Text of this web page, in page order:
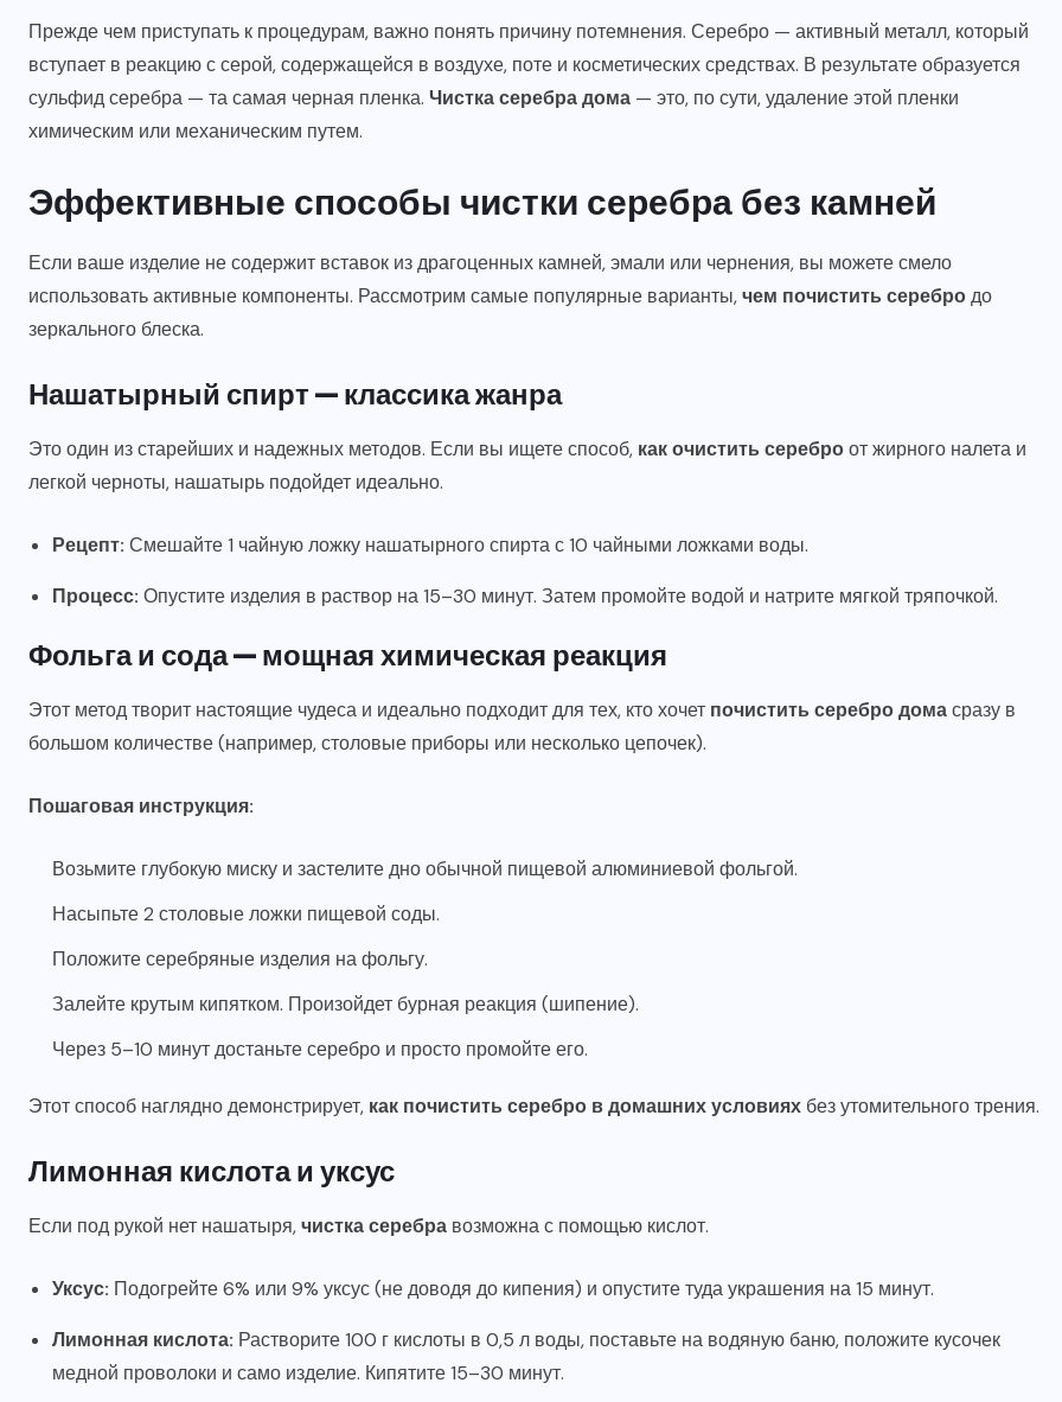
Прежде чем приступать к процедурам, важно понять причину потемнения. Серебро — активный металл, который
вступает в реакцию с серой, содержащейся в воздухе, поте и косметических средствах. В результате образуется
сульфид серебра — та самая черная пленка. Чистка серебра дома — это, по сути, удаление этой пленки
химическим или механическим путем.
Эффективные способы чистки серебра без камней
Если ваше изделие не содержит вставок из драгоценных камней, эмали или чернения, вы можете смело
использовать активные компоненты. Рассмотрим самые популярные варианты,чем почистить серебродо
зеркального блеска.
Нашатырный спирт — классика жанра
Это один из старейших и надежных методов. Если вы ищете способ, как очистить сереброот жирного налета и
легкой черноты, нашатырь подойдет идеально.
Рецепт: Смешайте 1 чайную ложку нашатырного спирта с 10 чайными ложками воды.
Процесс: Опустите изделия в раствор на 15–30 минут. Затем промойте водой и натрите мягкой тряпочкой.
Фольга и сода — мощная химическая реакция
Этот метод творит настоящие чудеса и идеально подходит для тех, кто хочет почистить серебро домасразу в
большом количестве (например, столовые приборы или несколько цепочек).
Пошаговая инструкция:
Возьмите глубокую миску и застелите дно обычной пищевой алюминиевой фольгой.
Насыпьте 2 столовые ложки пищевой соды.
Положите серебряные изделия на фольгу.
Залейте крутым кипятком. Произойдет бурная реакция (шипение).
Через 5–10 минут достаньте серебро и просто промойте его.
Этот способ наглядно демонстрирует, как почистить серебро в домашних условиях без утомительного трения.
Лимонная кислота и уксус
Если под рукой нет нашатыря,чистка серебра возможна с помощью кислот.
Уксус: Подогрейте 6% или 9% уксус (не доводя до кипения) и опустите туда украшения на 15 минут.
Лимонная кислота: Растворите 100 г кислоты в 0,5 л воды, поставьте на водяную баню, положите кусочек
медной проволоки и само изделие. Кипятите 15–30 минут.
Выбор и замена б/у
двигателя на Peugeot Partner:
для автовладельцев
08.07.2026